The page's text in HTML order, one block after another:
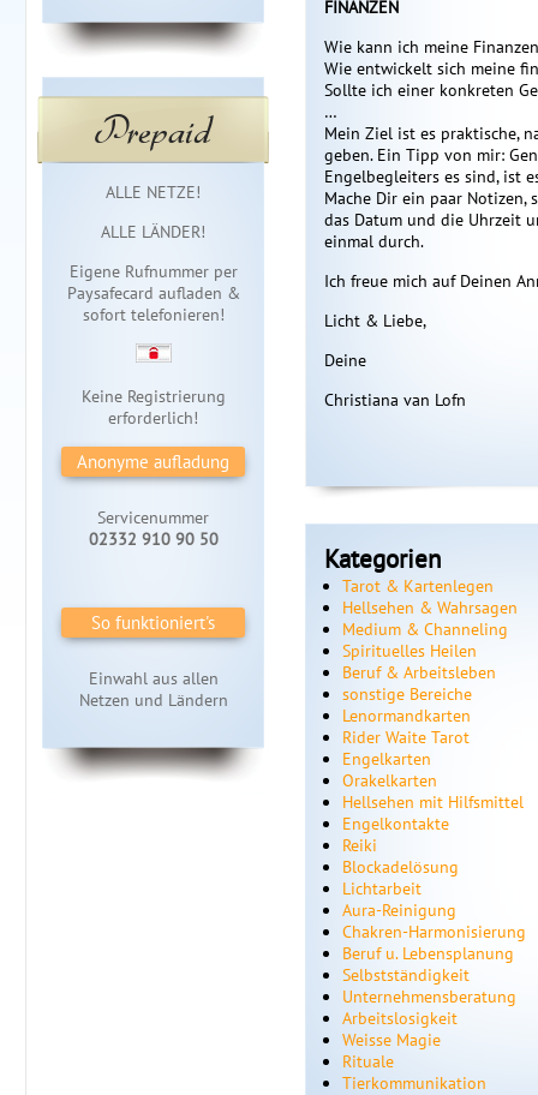
Prepaid
Sofortzugang
ALLE NETZE!
ALLE LÄNDER!
Eigene Rufnummer per
Paysafecard aufladen &
sofort telefonieren!
Keine Registrierung
erforderlich!
Anonyme aufladung
Servicenummer
02332 910 90 50
So funktioniert's
Einwahl aus allen
Netzen und Ländern
FINANZEN
Wie kann ich meine
Wie entwickelt sich meine
Sollte ich einer konkreten
…
Mein Ziel ist es praktische,
geben. Ein Tipp von mir:
Engelbegleiters es sind, ist
Mache Dir ein paar Notizen,
das Datum und die Uhrzeit
einmal durch.
Ich freue mich auf Deinen
Licht & Liebe,
Deine
Christiana van Lofn
Kategorien
Tarot & Kartenlegen
Hellsehen & Wahrsagen
Medium & Channeling
Spirituelles Heilen
Beruf & Arbeitsleben
sonstige Bereiche
Lenormandkarten
Rider Waite Tarot
Engelkarten
Orakelkarten
Hellsehen mit Hilfsmittel
Engelkontakte
Reiki
Blockadelösung
Lichtarbeit
Aura-Reinigung
Chakren-Harmonisierung
Beruf u. Lebensplanung
Selbstständigkeit
Unternehmensberatung
Arbeitslosigkeit
Weisse Magie
Rituale
Tierkommunikation